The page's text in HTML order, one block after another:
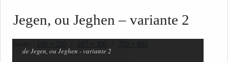
Jegen, ou Jeghen – variante 2
150 × 150 247 × 300 700 × 850
de Jegen, ou Jeghen - variante 2